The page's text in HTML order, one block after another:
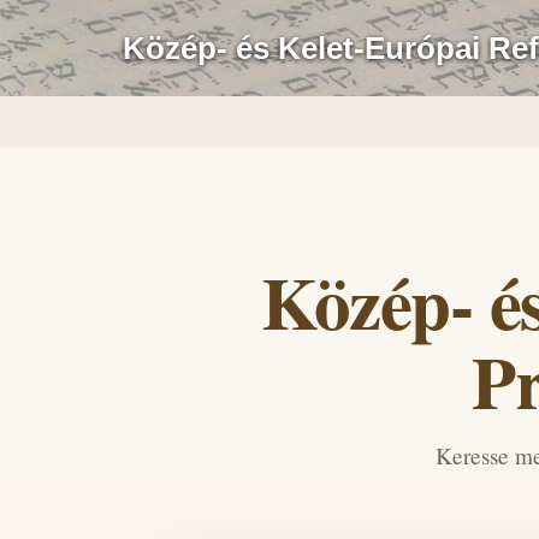
Skip
to
Közép- és Kelet-Európai
Közép-
Keresse